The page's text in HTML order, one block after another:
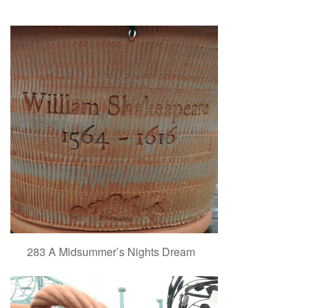
283 A Midsummer’s Nights Dream